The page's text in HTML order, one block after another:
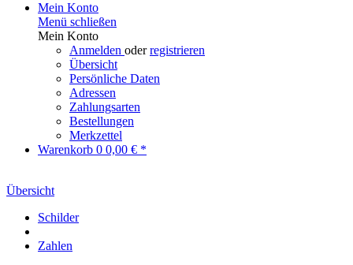
Mein Konto
Menü schließen
Mein Konto
Anmelden oderregistrieren
Übersicht
Persönliche Daten
Adressen
Zahlungsarten
Bestellungen
Merkzettel
Warenkorb 0 0,00 € *
Übersicht
Schilder
Zahlen